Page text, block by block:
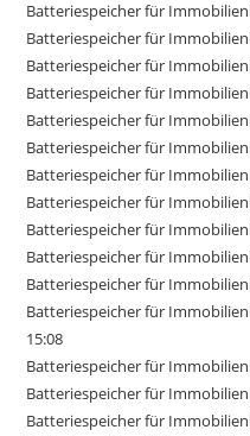
Batteriespeicher für
Batteriespeicher für
Batteriespeicher für
Batteriespeicher für
Batteriespeicher für
Batteriespeicher für
Batteriespeicher für
Batteriespeicher für
Batteriespeicher für
Batteriespeicher für
Batteriespeicher für
Batteriespeicher für
15:08
Batteriespeicher für
Batteriespeicher für
Batteriespeicher für